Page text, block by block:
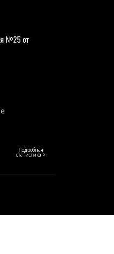
№25 от
Подробная
статистика >